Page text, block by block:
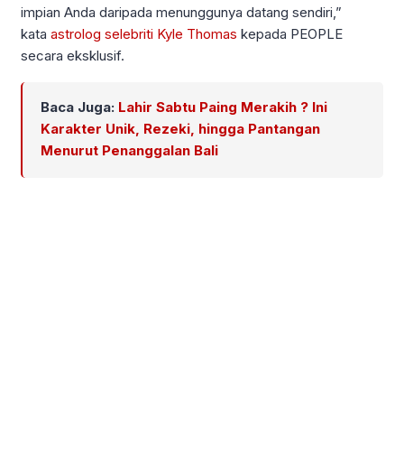
impian Anda daripada menunggunya datang sendiri,”
kata astrolog selebriti Kyle Thomas kepada PEOPLE
secara eksklusif.
Baca Juga: Lahir Sabtu Paing Merakih ? Ini
Karakter Unik, Rezeki, hingga Pantangan
Menurut Penanggalan Bali